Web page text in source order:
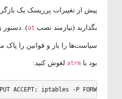
پیش از تغییرات پرریسک یک
بگذارید (نیازمند نصب at). دستور
سیاست‌ها را باز و قوانین را
بود با atrm لغوش کنید:
ACCEPT; iptables -P FORWARD